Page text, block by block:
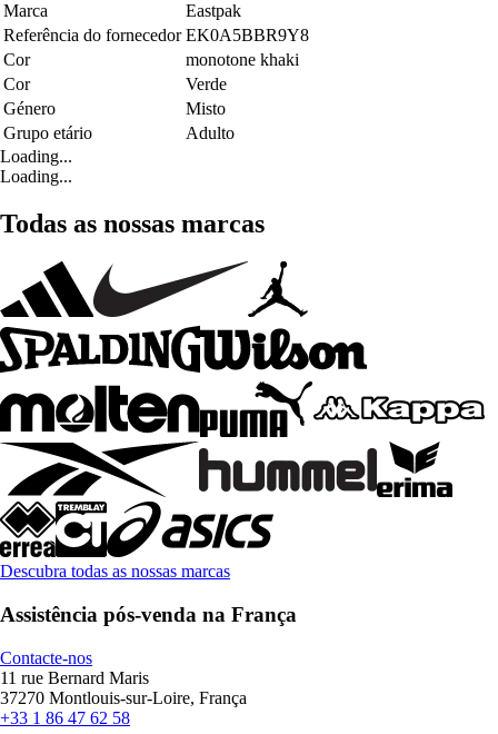
Marca
Eastpak
Referência do fornecedor EK0A5BBR9Y8
Cor
monotone khaki
Cor
Verde
Género
Misto
Grupo etário
Adulto
Loading...
Loading...
Todas as nossas marcas
Descubra todas as nossas marcas
Assistência pós-venda na França
Contacte-nos
11 rue Bernard Maris
37270 Montlouis-sur-Loire, França
+33 1 86 47 62 58